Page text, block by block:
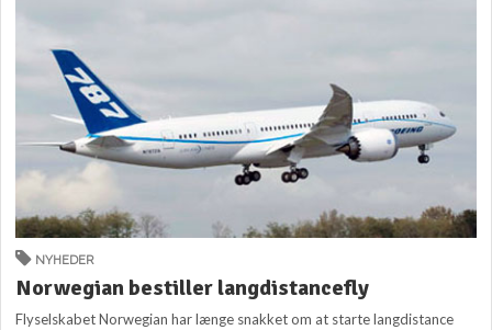
NYHEDER
Norwegian bestiller langdistancefly
Flyselskabet Norwegian har længe snakket om at starte langdistance